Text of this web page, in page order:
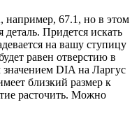
например, 67.1, но в этом
деталь. Придется искать
на вашу ступицу
равен отверстию в
DIA на Ларгус
близкий размер к
расточить. Можно